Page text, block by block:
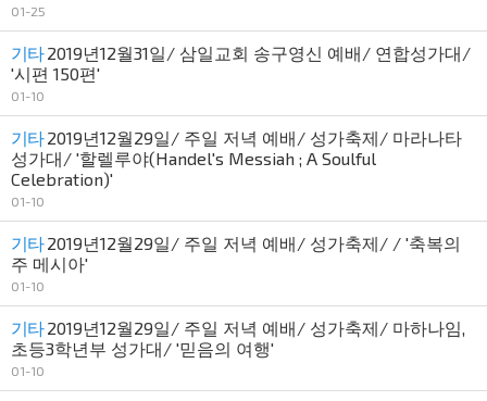
01-25
기타2019년12월31일/ 삼일교회 송구영신 예배/ 연합성가대/
'시편 150편'
01-10
기타2019년12월29일/ 주일 저녁 예배/ 성가축제/ 마라나타
성가대/ '할렐루야(Handel's Messiah ; A Soulful
Celebration)'
01-10
기타2019년12월29일/ 주일 저녁 예배/ 성가축제/ / '축복의
주 메시아'
01-10
기타2019년12월29일/ 주일 저녁 예배/ 성가축제/ 마하나임,
초등3학년부 성가대/ '믿음의 여행'
01-10